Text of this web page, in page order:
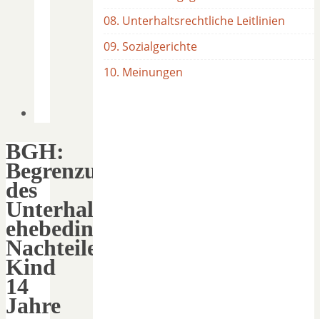
BGH:
Begrenzung
des
Unterhaltes,
ehebedingte
Nachteile,
Kind
14
Jahre
08. Unterhaltsrechtliche Leitlinien
09. Sozialgerichte
10. Meinungen